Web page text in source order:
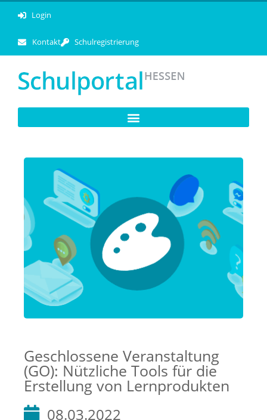
Login
Kontakt Schulregistrierung
Geschlossene Veranstaltung
(GO): Nützliche Tools für die
Erstellung von Lernprodukten
08.03.2022